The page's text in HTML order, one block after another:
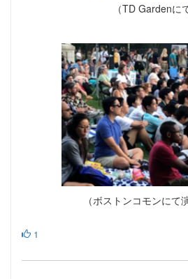
（TD Gardenに
（ボストンコモンにて
1